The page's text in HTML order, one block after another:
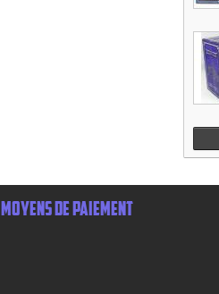
MOYENS DE PAIEMENT